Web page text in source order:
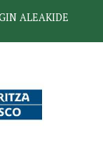
ALEAKIDE